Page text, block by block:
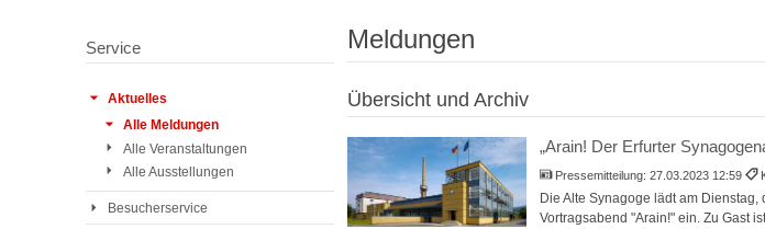
Meldungen
Übersicht und Archiv
„Arain! Der Erfurter
Pressemitteilung:27.03.2023 12:59
Die Alte Synagoge lädt am
Vortragsabend "Arain!" ein. Zu Gast
Service
Aktuelles
Alle Meldungen
Alle Veranstaltungen
Alle Ausstellungen
Besucherservice